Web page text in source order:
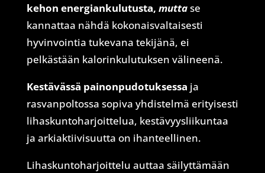
kehon energiankulutusta, muttase
kannattaa nähdä kokonaisvaltaisesti
hyvinvointia tukevana tekijänä, ei
pelkästään kalorinkulutuksen välineenä.
Kestävässä painonpudotuksessa ja
rasvanpoltossa sopiva yhdistelmä erityisesti
lihaskuntoharjoittelua, kestävyysliikuntaa
ja arkiaktiivisuutta on ihanteellinen.
Lihaskuntoharjoittelu auttaa säilyttämään